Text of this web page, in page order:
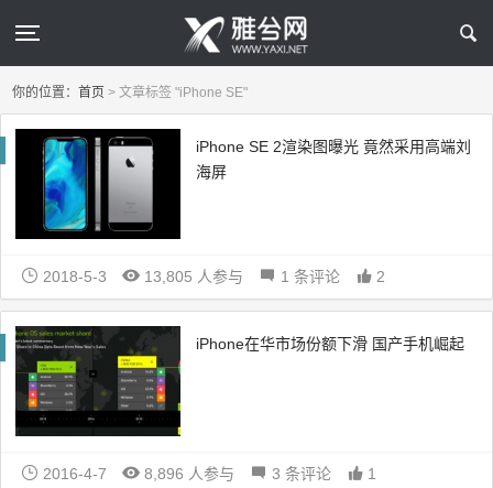
你的位置：首页 > 文章标签 "iPhone SE"
iPhone SE 2渲染图曝光 竟然采用高端刘
海屏
2018-5-3 13,805 人参与 1 条评论 2
iPhone在华市场份额下滑 国产手机崛起
2016-4-7 8,896 人参与 3 条评论 1